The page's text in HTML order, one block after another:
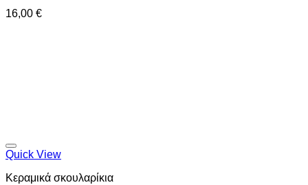
16,00 €
Quick View
Κεραμικά σκουλαρίκια